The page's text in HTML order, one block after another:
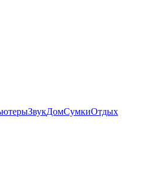
ЗвукДомСумкиОтдых